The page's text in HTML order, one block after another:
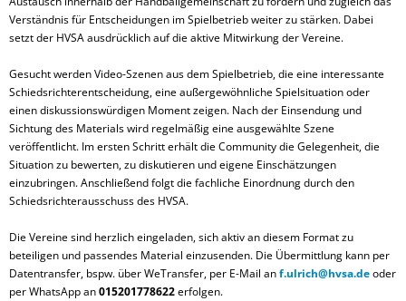
Verständnis für Entscheidungen im Spielbetrieb weiter zu stärken. Dabei
setzt der HVSA ausdrücklich auf die aktive Mitwirkung der Vereine.
Gesucht werden Video-Szenen aus dem Spielbetrieb, die eine interessante
Schiedsrichterentscheidung, eine außergewöhnliche Spielsituation oder
einen diskussionswürdigen Moment zeigen. Nach der Einsendung und
Sichtung des Materials wird regelmäßig eine ausgewählte Szene
veröffentlicht. Im ersten Schritt erhält die Community die Gelegenheit, die
Situation zu bewerten, zu diskutieren und eigene Einschätzungen
einzubringen. Anschließend folgt die fachliche Einordnung durch den
Schiedsrichterausschuss des HVSA.
Die Vereine sind herzlich eingeladen, sich aktiv an diesem Format zu
beteiligen und passendes Material einzusenden. Die Übermittlung kann per
Datentransfer, bspw. über WeTransfer, per E-Mail anf.ulrich@hvsa.deoder
per WhatsApp an015201778622erfolgen.